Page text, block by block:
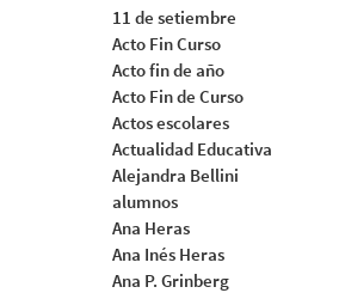
11 de setiembre
Acto Fin Curso
Acto fin de año
Acto Fin de Curso
Actos escolares
Actualidad Educativa
Alejandra Bellini
alumnos
Ana Heras
Ana Inés Heras
Ana P. Grinberg